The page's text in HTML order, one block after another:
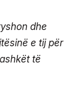
dhe
e tij për
të